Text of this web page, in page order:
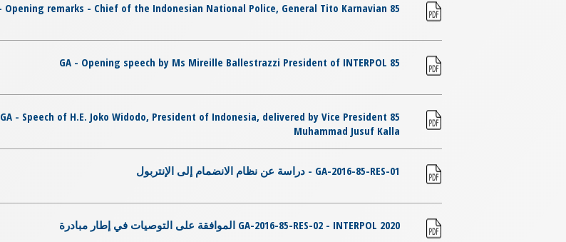
85 GA - Opening remarks - Chief of the Indonesian National Police, General Tito Karnavian
85 GA - Opening speech by Ms Mireille Ballestrazzi President of INTERPOL
85 GA - Speech of H.E. Joko Widodo, President of Indonesia, delivered by Vice President
Muhammad Jusuf Kalla
GA-2016-85-RES-01 - دراسة عن نظام الانضمام إلى الإنتربول
GA-2016-85-RES-02 - INTERPOL 2020 الموافقة على التوصيات في إطار مبادرة